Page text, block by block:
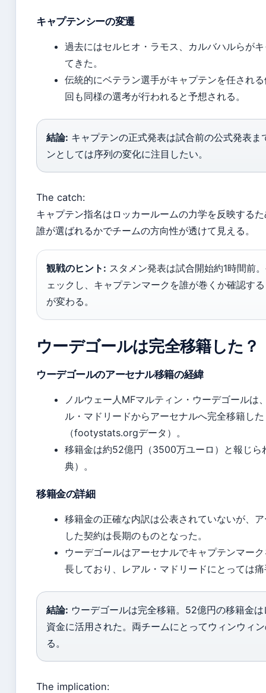
キャプテンシーの変遷
過去にはセルヒオ・ラモス、カルバハルらが
てきた。
伝統的にベテラン選手がキャプテンを任され
回も同様の選考が行われると予想される。
結論: キャプテンの正式発表は試合前の公式発表ま
ンとしては序列の変化に注目したい。
The catch:
キャプテン指名はロッカールームの力学を反映する
誰が選ばれるかでチームの方向性が透けて見える。
観戦のヒント: スタメン発表は試合開始約1時間前
ェックし、キャプテンマークを誰が巻くか確認す
が変わる。
ウーデゴールは完全移籍した？
ウーデゴールのアーセナル移籍の経緯
ノルウェー人MFマルティン・ウーデゴールは
ル・マドリードからアーセナルへ完全移籍した
（footystats.orgデータ）。
移籍金は約52億円（3500万ユーロ）と報じら
典）。
移籍金の詳細
移籍金の正確な内訳は公表されていないが、
した契約は長期のものとなった。
ウーデゴールはアーセナルでキャプテンマー
長しており、レアル・マドリードにとっては
結論: ウーデゴールは完全移籍。52億円の移籍金
資金に活用された。両チームにとってウィンウィ
る。
The implication: